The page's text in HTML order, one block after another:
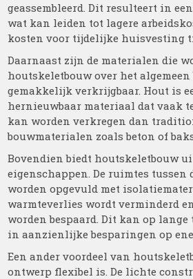
geassembleerd. Dit resulteert in
wat kan leiden tot lagere
kosten voor tijdelijke huisvesting
Daarnaast zijn de materialen die
houtskeletbouw over het algemeen
gemakkelijk verkrijgbaar. Hout is
hernieuwbaar materiaal dat vaak
kan worden verkregen dan
bouwmaterialen zoals beton of
Bovendien biedt houtskeletbouw
eigenschappen. De ruimtes
worden opgevuld met
warmteverlies wordt verminderd
worden bespaard. Dit kan op
in aanzienlijke besparingen op
Een ander voordeel van
ontwerp flexibel is. De lichte